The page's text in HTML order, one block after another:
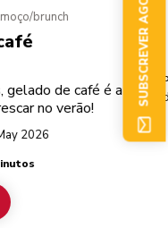
brunch
de café é a
no verão!
2026
SUBSCREVER AGORA